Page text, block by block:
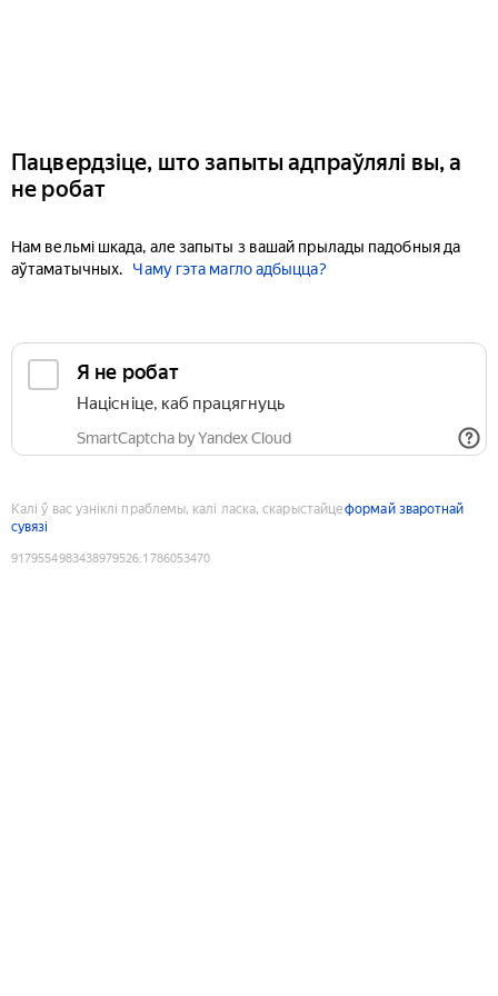
Пацвердзіце, што запыты адпраўлялі вы, а
не робат
Нам вельмі шкада, але запыты з вашай прылады падобныя да
аўтаматычных.
Чаму гэта магло адбыцца?
Я не робат
Націсніце, каб працягнуць
SmartCaptcha by Yandex Cloud
Калі ў вас узніклі праблемы, калі ласка, скарыстайцеформай зваротнай
сувязі
9179554983438979526:1786053470